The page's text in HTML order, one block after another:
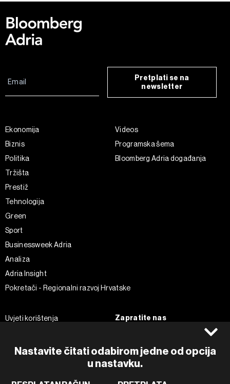
Nastavite čitati odabirom jedne od opcija
u nastavku.
Pretplati se na
newsletter
Ekonomija
Biznis
Politika
Tržišta
Prestiž
Tehnologija
Green
Sport
Businessweek Adria
Analiza
Adria Insight
Pokretači - Regionalni razvoj Hrvatske
Videos
Programska šema
Bloomberg Adria događanja
Uvjeti korištenja
Politika kolačića
Zapratite nas
Instagram
Twitter